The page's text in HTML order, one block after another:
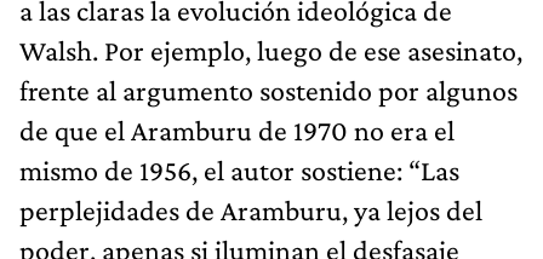
a las claras la evolución ideológica de
Walsh. Por ejemplo, luego de ese asesinato,
frente al argumento sostenido por algunos
de que el Aramburu de 1970 no era el
mismo de 1956, el autor sostiene: “Las
perplejidades de Aramburu, ya lejos del
poder, apenas si iluminan el desfasaje